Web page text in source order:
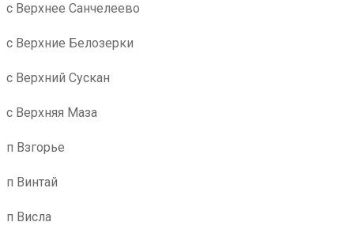
с Верхнее Санчелеево
с Верхние Белозерки
с Верхний Сускан
с Верхняя Маза
п Взгорье
п Винтай
п Висла